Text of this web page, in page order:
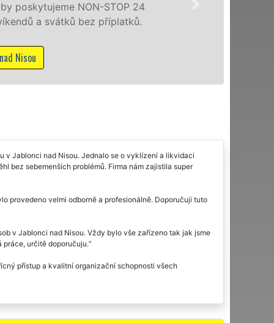
24
v Jablonci nad Nisou. Jednalo se o vyklízení a likvidaci
bez sebemenších problémů. Firma nám zajistila super
provedeno velmi odborně a profesionálně. Doporučuji tuto
v Jablonci nad Nisou. Vždy bylo vše zařízeno tak jak jsme
určitě doporučuju.
přístup a kvalitní organizační schopnosti všech